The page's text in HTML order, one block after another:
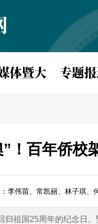
体暨大 专题
！百年侨校
李伟苗、常凯丽、林子琪、
归祖国25周年的纪念日